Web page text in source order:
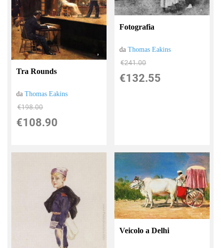
Tra Rounds
daThomas Eakins
€198.00
€108.90
Fotografia
daThomas Eakins
€241.00
€132.55
Veicolo a Delhi